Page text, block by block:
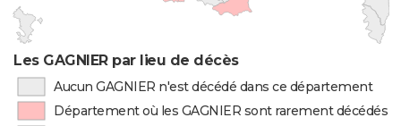
Les GAGNIER par lieu de décès
Aucun GAGNIER n'est décédé dans ce département
Département où les GAGNIER sont rarement décédés